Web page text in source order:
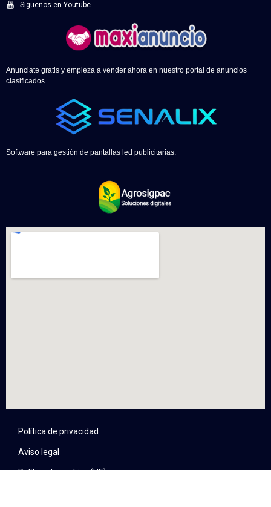
Siguenos en Youtube
Anunciate gratis y empieza a vender ahora en nuestro portal de anuncios
clasificados.
Software para gestión de pantallas led publicitarias.
Política de privacidad
Aviso legal
Política de cookies (UE)